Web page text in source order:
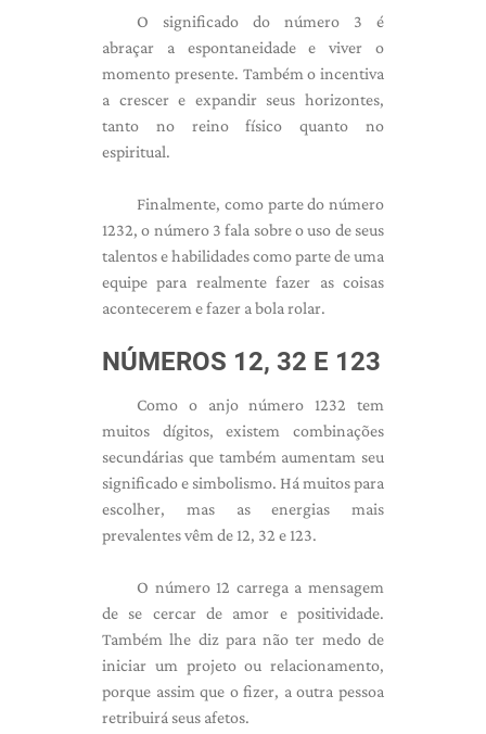
O significado do número 3 é
abraçar a espontaneidade e viver o
momento presente. Também o incentiva
a crescer e expandir seus horizontes,
tanto no reino físico quanto no
espiritual.
Finalmente, como parte do número
1232, o número 3 fala sobre o uso de seus
talentos e habilidades como parte de uma
equipe para realmente fazer as coisas
acontecerem e fazer a bola rolar.
NÚMEROS 12, 32 E 123
Como o anjo número 1232 tem
muitos dígitos, existem combinações
secundárias que também aumentam seu
significado e simbolismo. Há muitos para
escolher, mas as energias mais
prevalentes vêm de 12, 32 e 123.
O número 12 carrega a mensagem
de se cercar de amor e positividade.
Também lhe diz para não ter medo de
iniciar um projeto ou relacionamento,
porque assim que o fizer, a outra pessoa
retribuirá seus afetos.